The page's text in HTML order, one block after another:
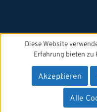
Diese Website
Erfahrung bieten zu
Akzeptieren
Alle